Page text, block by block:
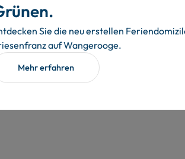
Mit der WFV
Sie die neu erstellen
auf Wangerooge.
Mehr erfahren